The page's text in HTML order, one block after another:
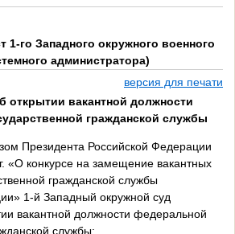
1-го Западного окружного военного
администратора)
версия для печати
открытии вакантной должности
гражданской службы
Президента Российской Федерации
«О конкурсе на замещение вакантных
гражданской службы
1-й Западный окружной суд
вакантной должности федеральной
службы: